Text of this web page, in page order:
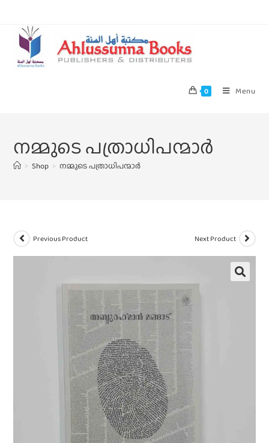
0 Menu
നമ്മുടെ പത്രാധിപന്മാർ
> Shop > നമ്മുടെ പത്രാധിപന്മാർ
Previous Product Next Product